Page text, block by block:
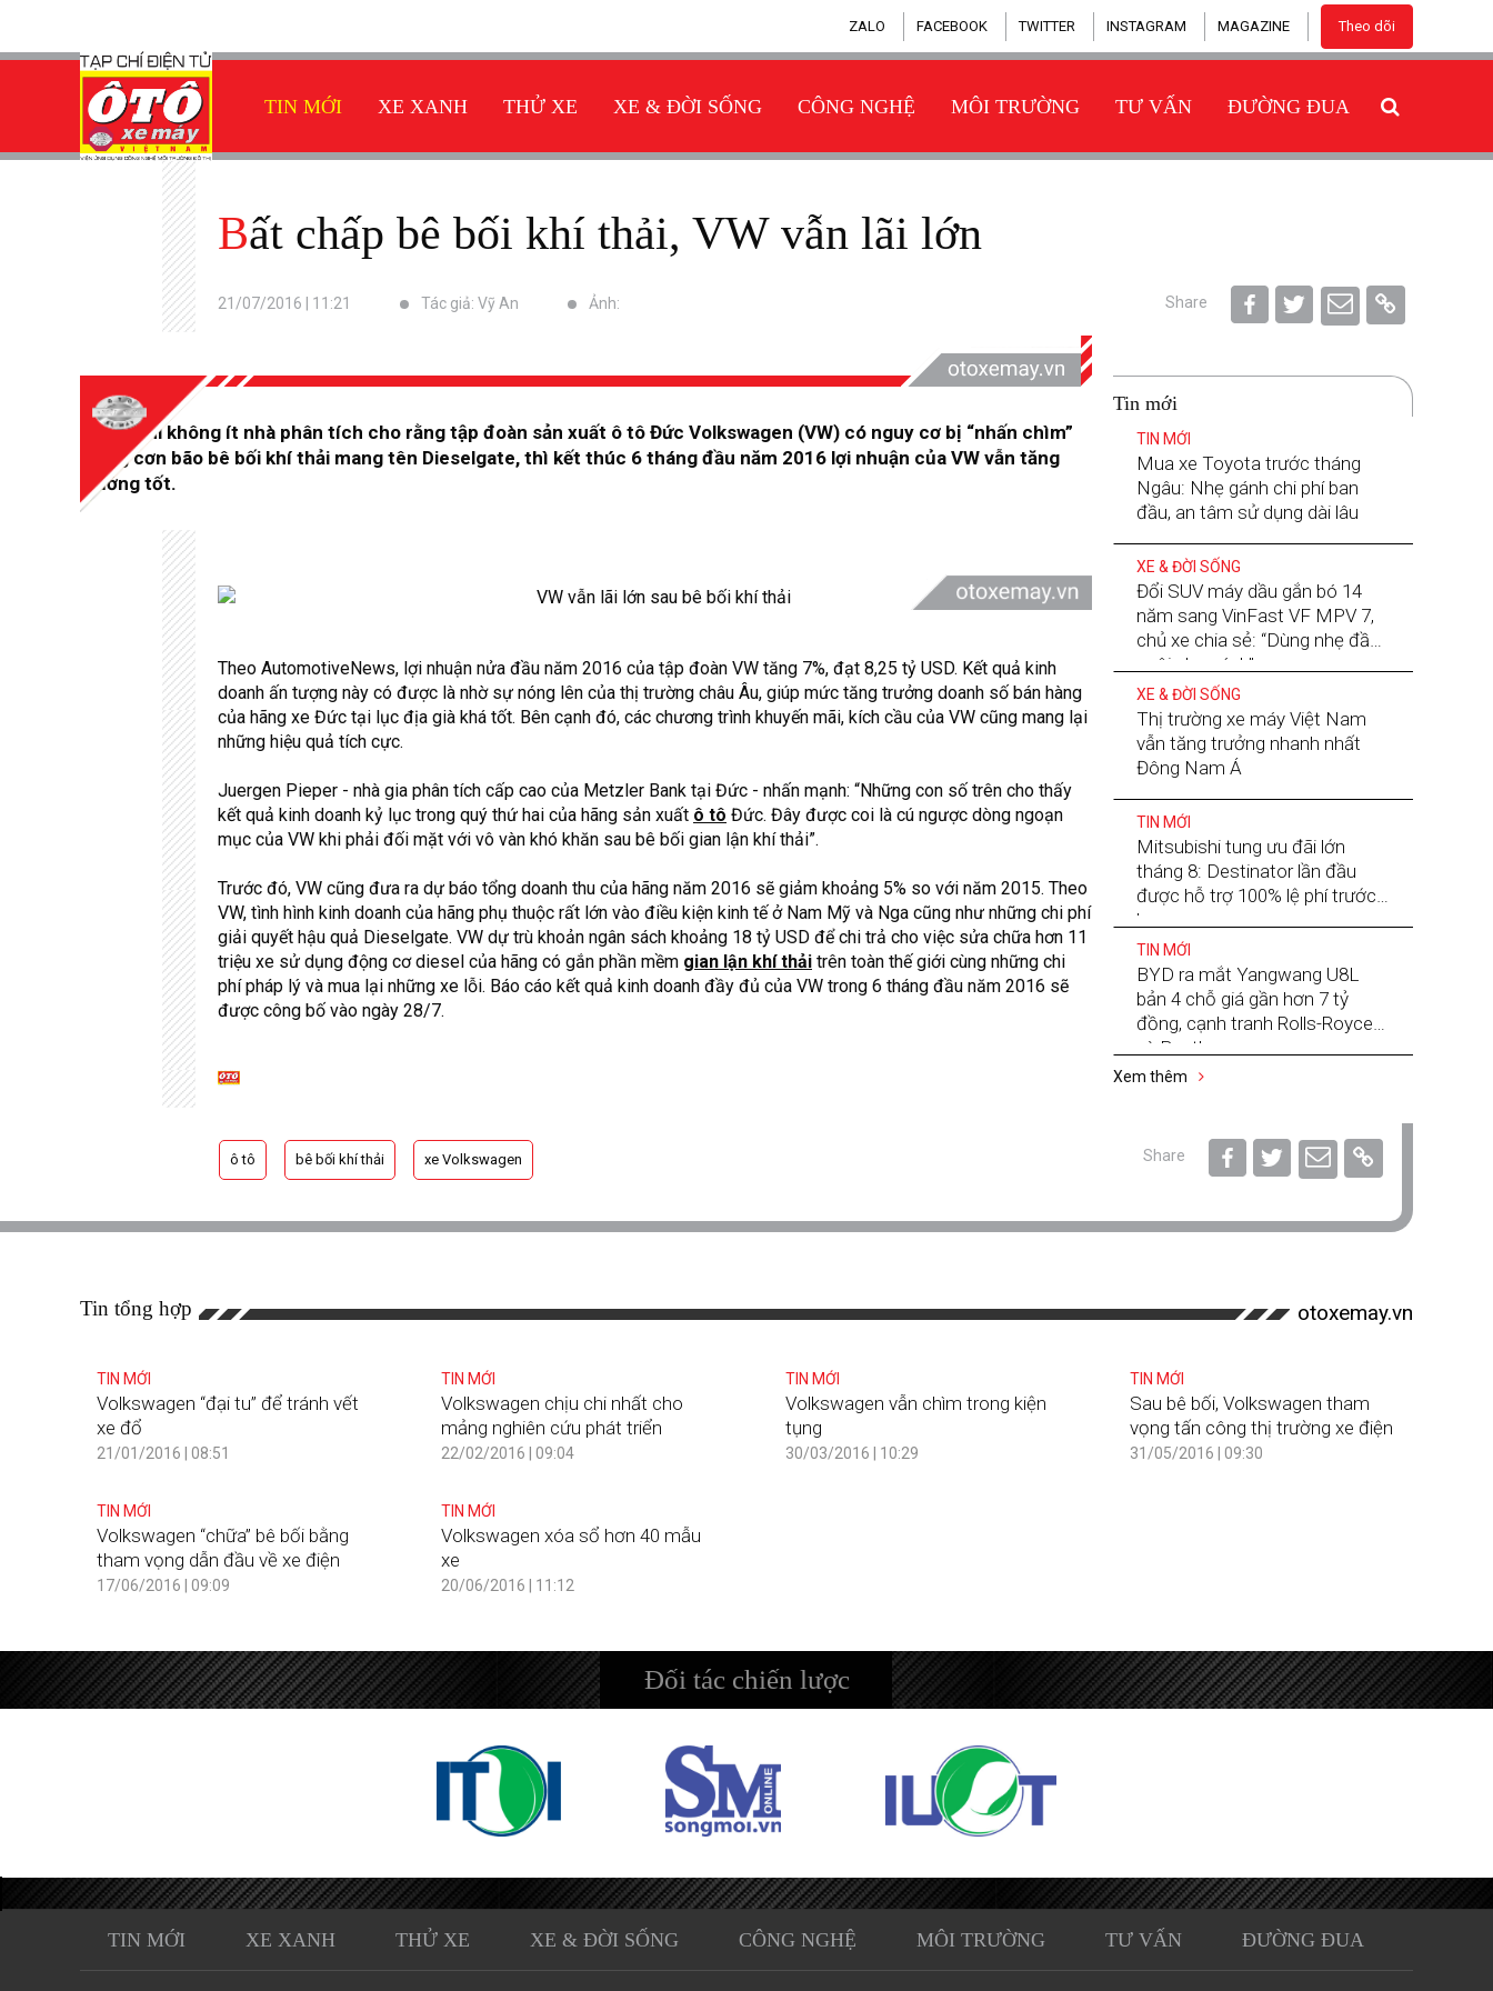
ZALO FACEBOOK TWITTER INSTAGRAM MAGAZINE Theo dõi
TIN MỚI XE XANH THỬ XE XE & ĐỜI SỐNG CÔNG NGHỆ MÔI TRƯỜNG TƯ VẤN ĐƯỜNG ĐUA
Bất chấp bê bối khí thải, VW vẫn lãi lớn
21/07/2016 | 11:21 Tác giả: Vỹ An Ảnh: Share
Trong khi không ít nhà phân tích cho rằng tập đoàn sản xuất ô tô Đức Volkswagen (VW) có nguy cơ bị “nhấn chìm”
trong cơn bão bê bối khí thải mang tên Dieselgate, thì kết thúc 6 tháng đầu năm 2016 lợi nhuận của VW vẫn tăng
trưởng tốt.
Theo AutomotiveNews, lợi nhuận nửa đầu năm 2016 của tập đoàn VW tăng 7%, đạt 8,25 tỷ USD. Kết quả kinh
doanh ấn tượng này có được là nhờ sự nóng lên của thị trường châu Âu, giúp mức tăng trưởng doanh số bán hàng
của hãng xe Đức tại lục địa già khá tốt. Bên cạnh đó, các chương trình khuyến mãi, kích cầu của VW cũng mang lại
những hiệu quả tích cực.
Juergen Pieper - nhà gia phân tích cấp cao của Metzler Bank tại Đức - nhấn mạnh: “Những con số trên cho thấy
kết quả kinh doanh kỷ lục trong quý thứ hai của hãng sản xuất ô tô Đức. Đây được coi là cú ngược dòng ngoạn
mục của VW khi phải đối mặt với vô vàn khó khăn sau bê bối gian lận khí thải”.
Trước đó, VW cũng đưa ra dự báo tổng doanh thu của hãng năm 2016 sẽ giảm khoảng 5% so với năm 2015. Theo
VW, tình hình kinh doanh của hãng phụ thuộc rất lớn vào điều kiện kinh tế ở Nam Mỹ và Nga cũng như những chi phí
giải quyết hậu quả Dieselgate. VW dự trù khoản ngân sách khoảng 18 tỷ USD để chi trả cho việc sửa chữa hơn 11
triệu xe sử dụng động cơ diesel của hãng có gắn phần mềm gian lận khí thải trên toàn thế giới cùng những chi
phí pháp lý và mua lại những xe lỗi. Báo cáo kết quả kinh doanh đầy đủ của VW trong 6 tháng đầu năm 2016 sẽ
được công bố vào ngày 28/7.
Tin mới
TIN MỚI
Mua xe Toyota trước tháng
Ngâu: Nhẹ gánh chi phí ban
đầu, an tâm sử dụng dài lâu
XE & ĐỜI SỐNG
Đổi SUV máy dầu gắn bó 14
năm sang VinFast VF MPV 7,
chủ xe chia sẻ: “Dùng nhẹ đầu,
nuôi nhẹ gánh”
XE & ĐỜI SỐNG
Thị trường xe máy Việt Nam
vẫn tăng trưởng nhanh nhất
Đông Nam Á
TIN MỚI
Mitsubishi tung ưu đãi lớn
tháng 8: Destinator lần đầu
được hỗ trợ 100% lệ phí trước
bạ
TIN MỚI
BYD ra mắt Yangwang U8L
bản 4 chỗ giá gần hơn 7 tỷ
đồng, cạnh tranh Rolls-Royce
và Bentley
Xem thêm
ô tô bê bối khí thải xe Volkswagen Share
Tin tổng hợp otoxemay.vn
TIN MỚI
Volkswagen “đại tu” để tránh vết
xe đổ
21/01/2016 | 08:51
TIN MỚI
Volkswagen chịu chi nhất cho
mảng nghiên cứu phát triển
22/02/2016 | 09:04
TIN MỚI
Volkswagen vẫn chìm trong kiện
tụng
30/03/2016 | 10:29
TIN MỚI
Sau bê bối, Volkswagen tham
vọng tấn công thị trường xe điện
31/05/2016 | 09:30
TIN MỚI
Volkswagen “chữa” bê bối bằng
tham vọng dẫn đầu về xe điện
17/06/2016 | 09:09
TIN MỚI
Volkswagen xóa sổ hơn 40 mẫu
xe
20/06/2016 | 11:12
Đối tác chiến lược
TIN MỚI XE XANH THỬ XE XE & ĐỜI SỐNG CÔNG NGHỆ MÔI TRƯỜNG TƯ VẤN ĐƯỜNG ĐUA